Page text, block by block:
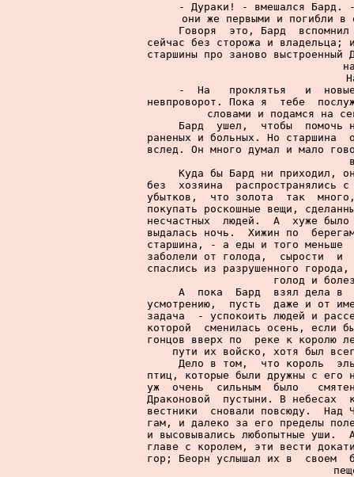
- Дураки! - вмешался Бард.
они же первыми и погибли в
Говоря  это, Бард
сейчас без сторожа и владельца;
старшины про заново
-  На   проклятья   и
невпроворот. Пока я  тебе
словами и подамся на
Бард  ушел,  чтобы  помочь
раненых и больных. Но старшина
вслед. Он много думал и мало
Куда бы Бард ни приходил,
без  хозяина  распространялись
убытков,  что золота  так
покупать роскошные вещи,
несчастных  людей.  А  хуже
выдалась ночь.  Хижин по
старшина, - а еды и того меньше
заболели от голода,  сырости  и
спаслись из разрушенного
голод и
А  пока  Бард  взял дела в
усмотрению,  пусть  даже и от
задача  - успокоить людей и
которой  сменилась осень, если
гонцов вверх по  реке к королю
пути их войско, хотя был
Дело в том,  что король
птиц, которые были дружны с его
уж  очень  сильным  было
Драконовой  пустыни. В небесах
вестники  сновали повсюду.  Над
гам, и далеко за его пределы
и высовывались любопытные уши.
главе с королем, эти вести
гор; Беорн услышал их в  своем